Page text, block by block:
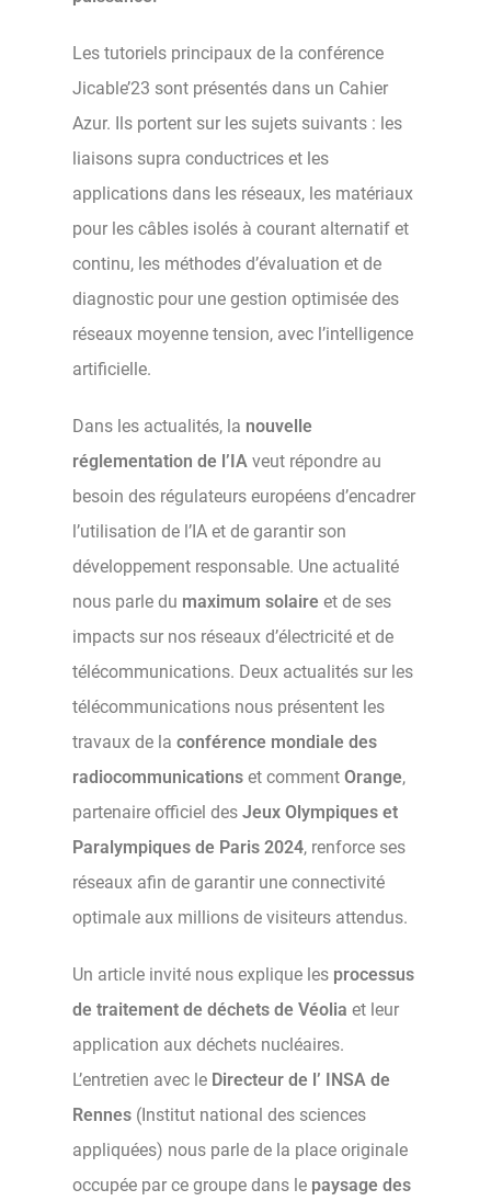
Les tutoriels principaux de la conférence
Jicable’23 sont présentés dans un Cahier
Azur. Ils portent sur les sujets suivants : les
liaisons supra conductrices et les
applications dans les réseaux, les matériaux
pour les câbles isolés à courant alternatif et
continu, les méthodes d’évaluation et de
diagnostic pour une gestion optimisée des
réseaux moyenne tension, avec l’intelligence
artificielle.
Dans les actualités, la nouvelle
réglementation de l’IA veut répondre au
besoin des régulateurs européens d’encadrer
l’utilisation de l’IA et de garantir son
développement responsable. Une actualité
nous parle du maximum solaire et de ses
impacts sur nos réseaux d’électricité et de
télécommunications. Deux actualités sur les
télécommunications nous présentent les
travaux de la conférence mondiale des
radiocommunications et comment Orange,
partenaire officiel des Jeux Olympiques et
Paralympiques de Paris 2024, renforce ses
réseaux afin de garantir une connectivité
optimale aux millions de visiteurs attendus.
Un article invité nous explique les processus
de traitement de déchets de Véolia et leur
application aux déchets nucléaires.
L’entretien avec le Directeur de l’ INSA de
Rennes (Institut national des sciences
appliquées) nous parle de la place originale
occupée par ce groupe dans le paysage des